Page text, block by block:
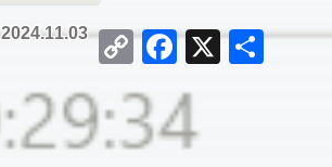
2024.11.03 Copy
Link
Facebook
X 共